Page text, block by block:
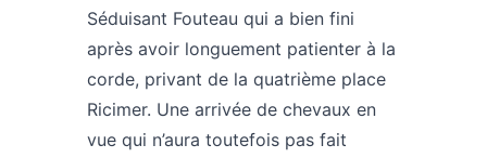
Séduisant Fouteau qui a bien fini
après avoir longuement patienter à la
corde, privant de la quatrième place
Ricimer. Une arrivée de chevaux en
vue qui n’aura toutefois pas fait